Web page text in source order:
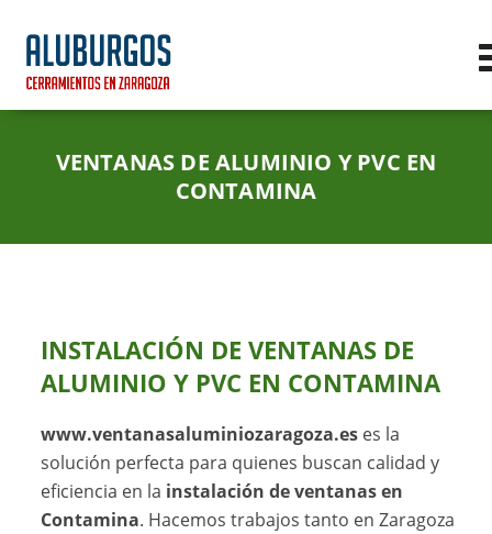
VENTANAS DE ALUMINIO Y PVC EN
CONTAMINA
INSTALACIÓN DE VENTANAS DE
ALUMINIO Y PVC EN CONTAMINA
www.ventanasaluminiozaragoza.es es la
solución perfecta para quienes buscan calidad y
eficiencia en la instalación de ventanas en
Contamina. Hacemos trabajos tanto en Zaragoza